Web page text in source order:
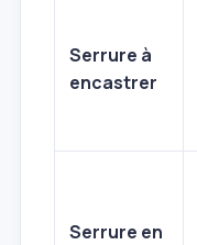
Serrure à
encastrer
Serrure en